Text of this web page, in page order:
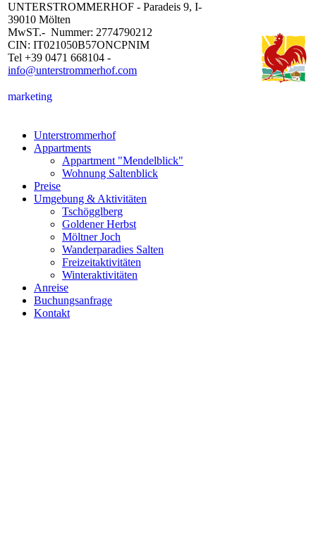
UNTERSTROMMERHOF - Paradeis 9, I-
39010 Mölten
MwST.- Nummer: 2774790212
CIN: IT021050B57ONCPNIM
Tel +39 0471 668104 -
info@unterstrommerhof.com
marketing
Unterstrommerhof
Appartments
Appartment "Mendelblick"
Wohnung Saltenblick
Preise
Umgebung & Aktivitäten
Tschögglberg
Goldener Herbst
Möltner Joch
Wanderparadies Salten
Freizeitaktivitäten
Winteraktivitäten
Anreise
Buchungsanfrage
Kontakt